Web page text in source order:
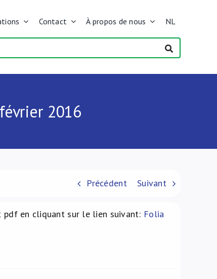
Contact À propos de nous NL
2016
Précédent Suivant
pdf en cliquant sur le lien suivant: Folia